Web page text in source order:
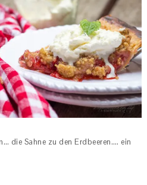
die Sahne zu den Erdbeeren…. ein